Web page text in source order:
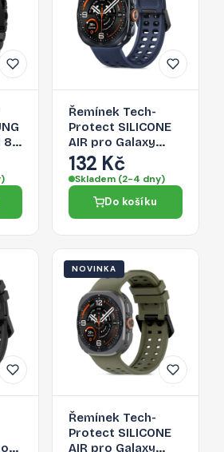
8 /
Řemínek Tech-
Protect SILICONE
AIR pro Galaxy
Watch ULTRA 1 / 2
2024-2026 (47
mm) - navy blue
132 Kč
Skladem (2-4 dny)
Do košíku
NOVINKA
Řemínek Tech-
Protect SILICONE
AIR pro Galaxy